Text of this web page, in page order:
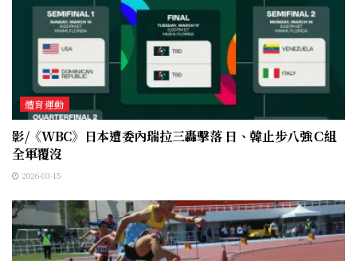
體育運動
影/《WBC》日本遭委內瑞拉三轟擊落 日、韓止步八強Ｃ組
全軍覆沒
2026-03-15